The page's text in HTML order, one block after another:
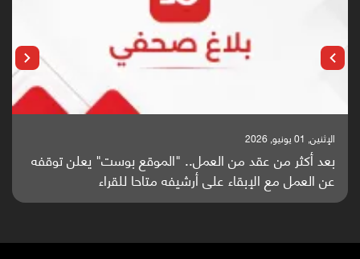
الإثنين, 25 مايو, 2026
باحثون من اليمن يدخلون سباق أبحاث ألزهايمر بدراسة
واعدة منشورة عالميا (ترجمة)